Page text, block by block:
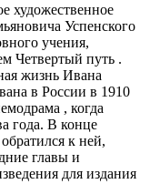
художественное
Успенского
учения,
Четвертый путь .
жизнь Ивана
в России в 1910
, когда
года. В конце
к ней,
главы и
для издания